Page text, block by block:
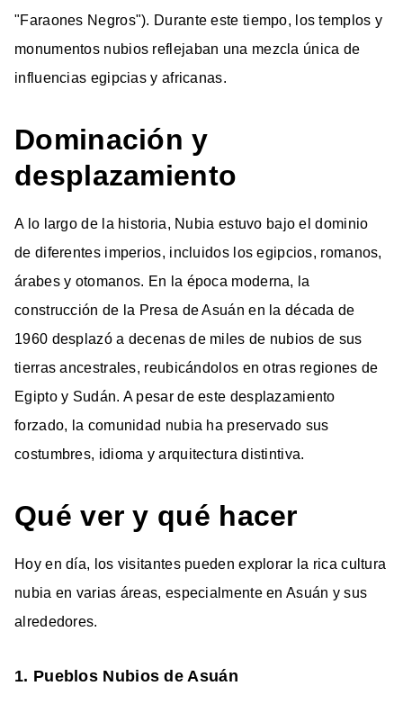
"Faraones Negros"). Durante este tiempo, los templos y
monumentos nubios reflejaban una mezcla única de
influencias egipcias y africanas.
Dominación y
desplazamiento
A lo largo de la historia, Nubia estuvo bajo el dominio
de diferentes imperios, incluidos los egipcios, romanos,
árabes y otomanos. En la época moderna, la
construcción de la Presa de Asuán en la década de
1960 desplazó a decenas de miles de nubios de sus
tierras ancestrales, reubicándolos en otras regiones de
Egipto y Sudán. A pesar de este desplazamiento
forzado, la comunidad nubia ha preservado sus
costumbres, idioma y arquitectura distintiva.
Qué ver y qué hacer
Hoy en día, los visitantes pueden explorar la rica cultura
nubia en varias áreas, especialmente en Asuán y sus
alrededores.
1. Pueblos Nubios de Asuán